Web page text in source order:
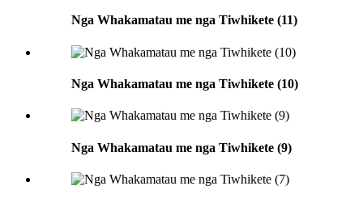
Nga Whakamatau me nga Tiwhikete (11)
Nga Whakamatau me nga Tiwhikete (10)
Nga Whakamatau me nga Tiwhikete (9)